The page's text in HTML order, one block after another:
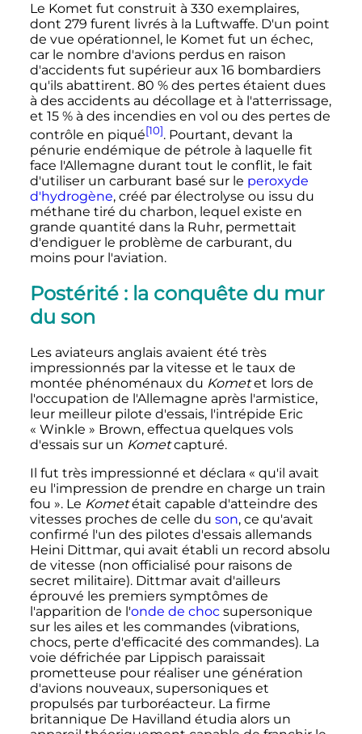
Le Komet fut construit à 330 exemplaires,
dont 279 furent livrés à la Luftwaffe. D'un point
de vue opérationnel, le Komet fut un échec,
car le nombre d'avions perdus en raison
d'accidents fut supérieur aux 16 bombardiers
qu'ils abattirent. 80 % des pertes étaient dues
à des accidents au décollage et à l'atterrissage,
et 15 % à des incendies en vol ou des pertes de
contrôle en piqué[10]. Pourtant, devant la
pénurie endémique de pétrole à laquelle fit
face l'Allemagne durant tout le conflit, le fait
d'utiliser un carburant basé sur le peroxyde
d'hydrogène, créé par électrolyse ou issu du
méthane tiré du charbon, lequel existe en
grande quantité dans la Ruhr, permettait
d'endiguer le problème de carburant, du
moins pour l'aviation.
Postérité : la conquête du mur
du son
Les aviateurs anglais avaient été très
impressionnés par la vitesse et le taux de
montée phénoménaux du Kometet lors de
l'occupation de l'Allemagne après l'armistice,
leur meilleur pilote d'essais, l'intrépide Eric
« Winkle » Brown, effectua quelques vols
d'essais sur un Kometcapturé.
Il fut très impressionné et déclara « qu'il avait
eu l'impression de prendre en charge un train
fou ». Le Kometétait capable d'atteindre des
vitesses proches de celle du son, ce qu'avait
confirmé l'un des pilotes d'essais allemands
Heini Dittmar, qui avait établi un record absolu
de vitesse (non officialisé pour raisons de
secret militaire). Dittmar avait d'ailleurs
éprouvé les premiers symptômes de
l'apparition de l'onde de chocsupersonique
sur les ailes et les commandes (vibrations,
chocs, perte d'efficacité des commandes). La
voie défrichée par Lippisch paraissait
prometteuse pour réaliser une génération
d'avions nouveaux, supersoniques et
propulsés par turboréacteur. La firme
britannique De Havilland étudia alors un